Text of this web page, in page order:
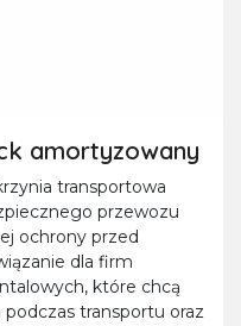
amortyzowany
transportowa
przewozu
ochrony przed
dla firm
które chcą
transportu oraz